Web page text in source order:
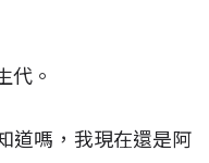
代。
道嗎，我現在還是阿